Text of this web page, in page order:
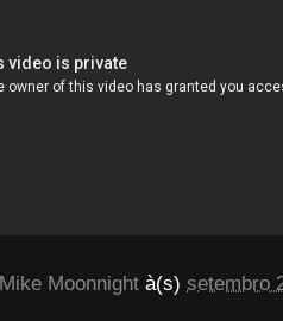
Mike Moonnight à(s) setembro